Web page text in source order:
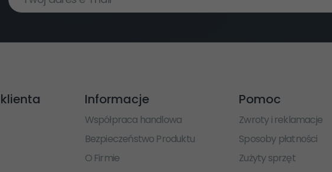
Informacje
Współpraca handlowa
Bezpieczeństwo Produktu
O Firmie
Pomoc
Zwroty i reklamacje
Sposoby płatności
Zużyty sprzęt